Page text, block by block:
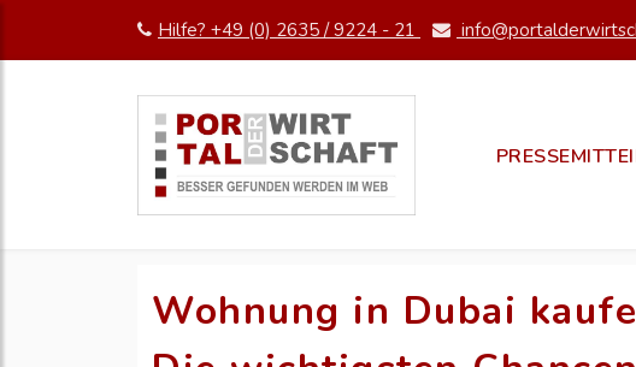
Hilfe? +49 (0) 2635 / 9224 - 21
Wohnung in Dubai